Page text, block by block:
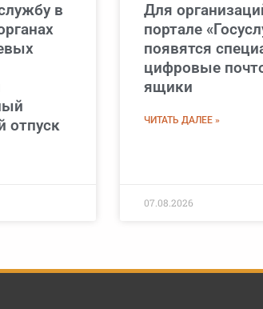
в
отпуск
Для
портале
появятся
цифровые
ящики
ЧИТАТЬ ДАЛЕЕ »
07.08.2026